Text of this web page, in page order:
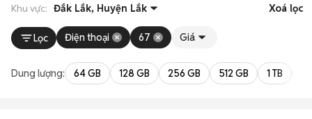
Khu vực: Đắk Lắk, Huyện Lắk Xoá lọc
Lọc Điện thoại 67 Giá
Dung lượng: 64 GB 128 GB 256 GB 512 GB 1 TB